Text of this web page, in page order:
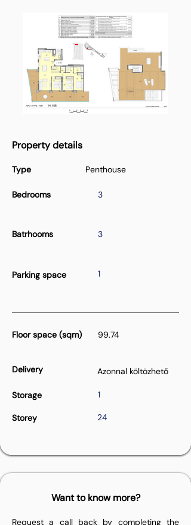
Property details
Type
Bedrooms
Penthouse
3
Batrhooms 3
Parking space 1
Floor space (sqm) 99.74
Delivery Azonnal költözhető
Storage 1
Storey 24
Want to know more?
Request a call back by completing the